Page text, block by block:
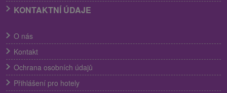
KONTAKTNÍ ÚDAJE
O nás
Kontakt
Ochrana osobních údajů
Přihlášení pro hotely